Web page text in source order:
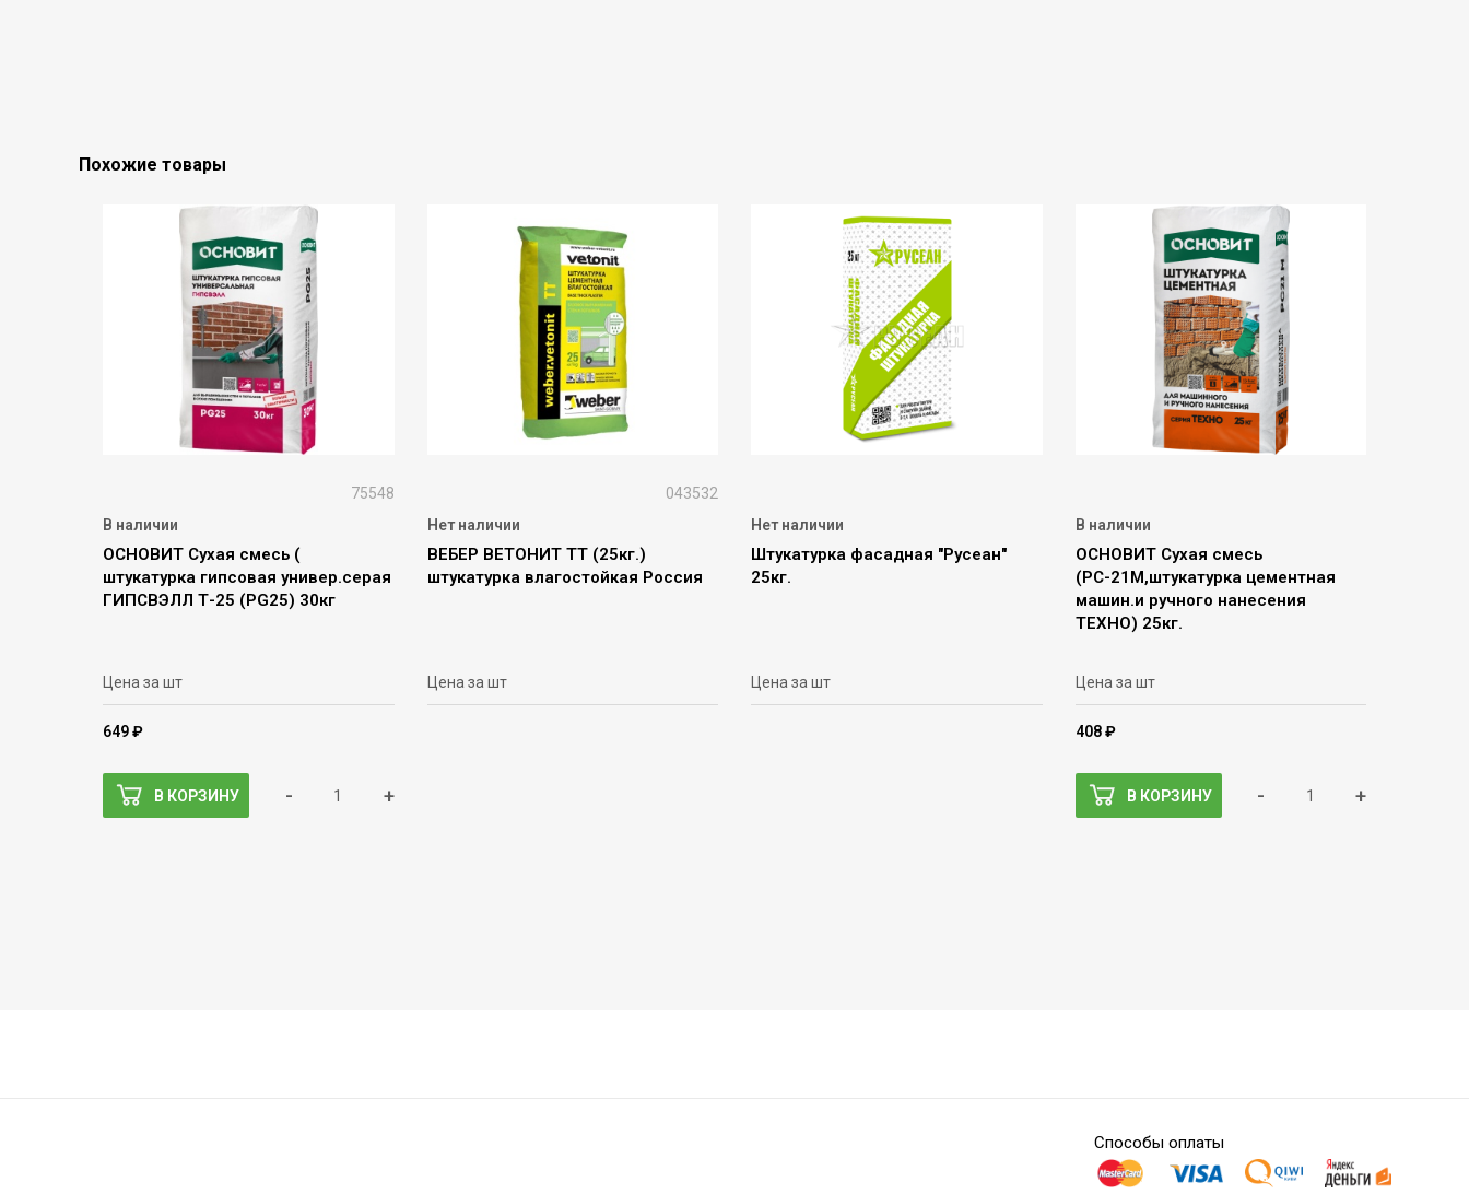
Похожие товары
75548
В наличии
ОСНОВИТ Сухая смесь (
штукатурка гипсовая универ.серая
ГИПСВЭЛЛ Т-25 (PG25) 30кг
Цена за шт
649 ₽
В КОРЗИНУ - +
043532
Нет наличии
ВЕБЕР ВЕТОНИТ ТТ (25кг.)
штукатурка влагостойкая Россия
Цена за шт
Нет наличии
Штукатурка фасадная "Русеан"
25кг.
Цена за шт
В наличии
ОСНОВИТ Сухая смесь
(РС-21М,штукатурка цементная
машин.и ручного нанесения
ТЕХНО) 25кг.
Цена за шт
408 ₽
В КОРЗИНУ - +
Способы оплаты